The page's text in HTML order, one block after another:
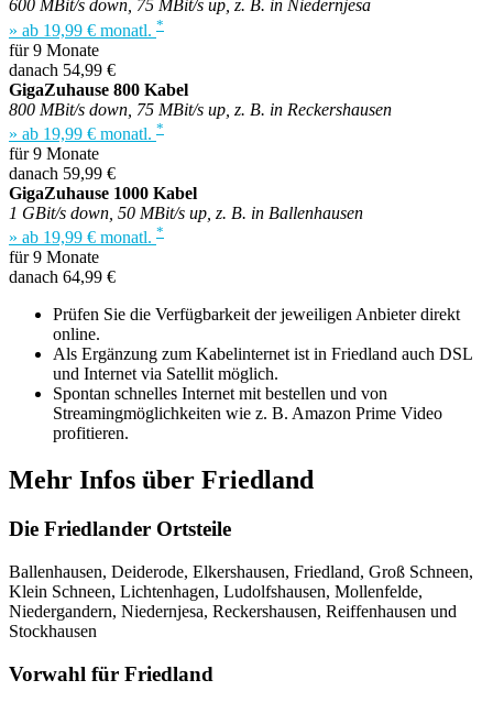
600 MBit/s down, 75 MBit/s up, z. B. in Niedernjesa
» ab 19,99 € monatl. *
für 9 Monate
danach 54,99 €
GigaZuhause 800 Kabel
800 MBit/s down, 75 MBit/s up, z. B. in Reckershausen
» ab 19,99 € monatl. *
für 9 Monate
danach 59,99 €
GigaZuhause 1000 Kabel
1 GBit/s down, 50 MBit/s up, z. B. in Ballenhausen
» ab 19,99 € monatl. *
für 9 Monate
danach 64,99 €
Prüfen Sie die Verfügbarkeit der jeweiligen Anbieter direkt
online.
Als Ergänzung zum Kabelinternet ist in Friedland auch DSL
und Internet via Satellit möglich.
Spontan schnelles Internet mit bestellen und von
Streamingmöglichkeiten wie z. B. Amazon Prime Video
profitieren.
Mehr Infos über Friedland
Die Friedlander Ortsteile
Ballenhausen, Deiderode, Elkershausen, Friedland, Groß Schneen,
Klein Schneen, Lichtenhagen, Ludolfshausen, Mollenfelde,
Niedergandern, Niedernjesa, Reckershausen, Reiffenhausen und
Stockhausen
Vorwahl für Friedland